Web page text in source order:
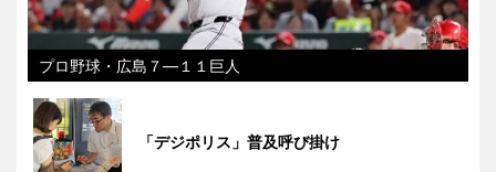
プロ野球・広島７―１１巨人
「デジポリス」普及呼び掛け